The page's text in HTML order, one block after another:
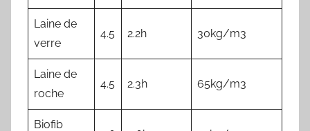
Laine de
verre
4.5 2.2h 30kg/m3
Laine de
roche
4.5 2.3h 65kg/m3
Biofib